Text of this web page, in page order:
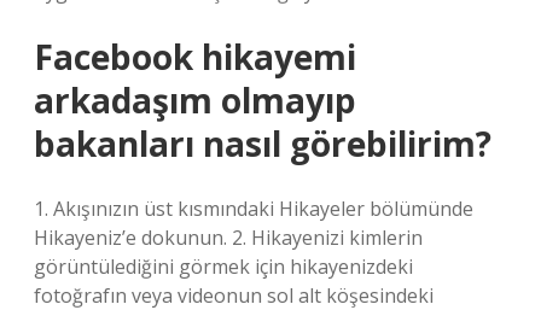
Facebook hikayemi
arkadaşım olmayıp
bakanları nasıl görebilirim?
1. Akışınızın üst kısmındaki Hikayeler bölümünde
Hikayeniz’e dokunun. 2. Hikayenizi kimlerin
görüntülediğini görmek için hikayenizdeki
fotoğrafın veya videonun sol alt köşesindeki